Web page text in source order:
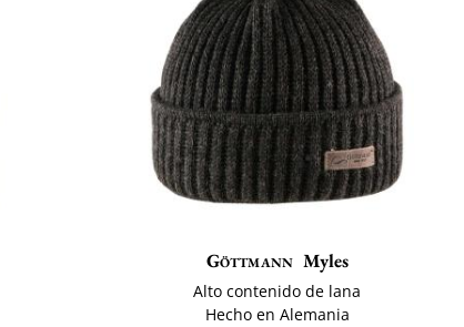
Göttmann Myles
Alto contenido de lana
Hecho en Alemania